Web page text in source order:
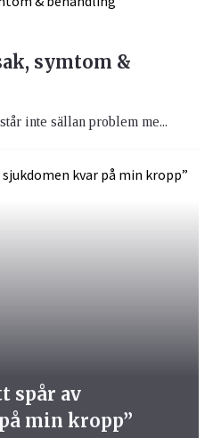
symtom &
inte sällan problem me...
spår av
min kropp”